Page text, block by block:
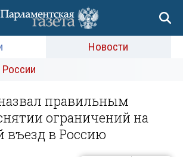
Новости
России
правильным
ограничений на
въезд в Россию